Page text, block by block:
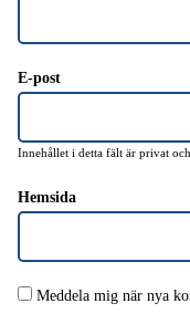
E-post
Innehållet i detta fält är privat
Hemsida
Meddela mig när nya